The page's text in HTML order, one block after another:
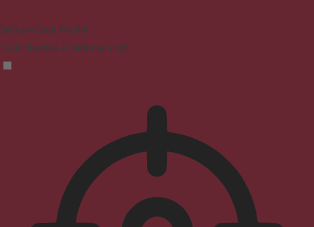
Seizure Safe Profile
Clear flashes & reduces color